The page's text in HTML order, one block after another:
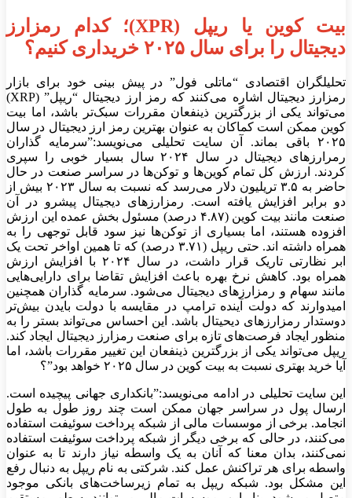
بیت کوین یا ریپل (XPR)؛ کدام رمزارز
دیجیتال را برای سال ۲۰۲۵ خریداری کنیم؟
تحلیلگران اقتصادی “ماتلی فول” در پیش بینی خود برای بازار
رمزارز دیجیتال اشاره می‌کنند که رمز ارز دیجیتال “ریپل” (XRP)
می‌تواند یکی از بزرگترین ذینفعان مقررات سبک‌تر باشد، اما بیت
کوین ممکن است کماکان به عنوان بهترین رمز ارز دیجیتال در سال
۲۰۲۵ باقی بماند. آن سایت تحلیلی می‌نویسد:”سرمایه گذاران
رمرارز‌های دیجیتال در سال ۲۰۲۴ سال بسیار خوبی را سپری
کردند. ارزش کل تمام کوین‌ها و توکن‌ها در سراسر صنعت در حال
حاضر به ۳.۵ تریلیون دلار می‌رسد که نسبت به سال ۲۰۲۳ بیش از
دو برابر افزایش یافته است. رمزارز‌های دیجیتال پیشرو در آن
صنعت مانند بیت کوین (۴.۸۷ درصد) مسئول بخش عمده این ارزش
افزوده هستند، اما بسیاری از توکن‌ها نیز سود قابل توجهی را به
همراه داشته اند. حتی ریپل (۳.۷۱ درصد) که تا همین اواخر تحت یک
ابر نظارتی تاریک قرار داشت، در سال ۲۰۲۴ با افزایش ارزش
همراه بود. کاهش نرخ بهره باعث افزایش تقاضا برای دارایی‌هایی
مانند سهام و رمزارز‌های دیجیتال می‌شود. سرمایه گذاران همچنین
امیدوارند که دولت آینده ترامپ در مقایسه با دولت بایدن بیش‌تر
دوستدار رمزارز‌های دیحیتال باشد. این احساس می‌تواند بستر را به
منظور ایجاد فرصت‌های تازه برای صنعت رمزارز دیجیتال ایجاد کند.
ریپل می‌تواند یکی از بزرگترین ذینفعان این تغییر مقررات باشد، اما
آیا خرید بهتری نسبت به بیت کوین در سال ۲۰۲۵ خواهد بود”؟
این سایت تحلیلی در ادامه می‌نویسد:”بانکداری جهانی پیچیده است.
ارسال پول در سراسر جهان ممکن است چند روز طول به طول
انجامد. برخی از موسسات مالی از شبکه پرداخت سوئیفت استفاده
می‌کنند، در حالی که برخی دیگر از شبکه پرداخت سوئیفت استفاده
نمی‌کنند، بدان معنا که آنان به یک واسطه نیاز دارند تا به عنوان
واسطه برای هر تراکنش عمل کند. شرکتی به نام ریپل به دنبال رفع
این مشکل بود. شبکه ریپل به تمام زیرساخت‌های بانکی موجود